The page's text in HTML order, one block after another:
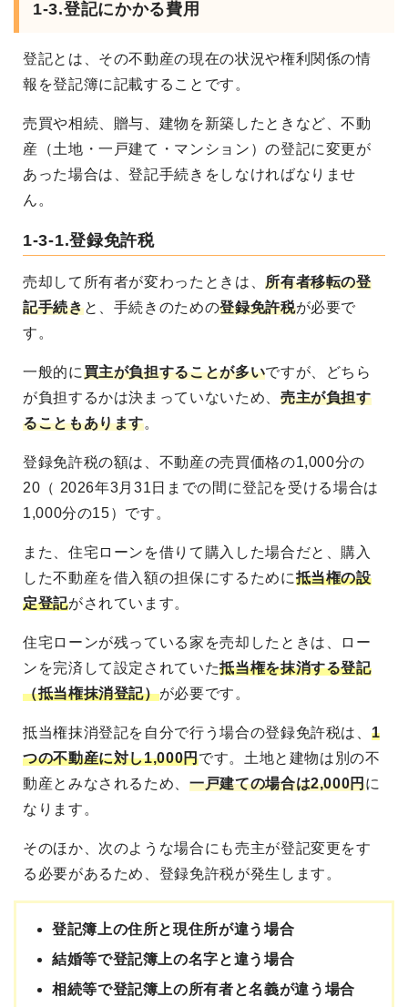
1-3.登記にかかる費用
登記とは、その不動産の現在の状況や権利関係の情
報を登記簿に記載することです。
売買や相続、贈与、建物を新築したときなど、不動
産（土地・一戸建て・マンション）の登記に変更が
あった場合は、登記手続きをしなければなりませ
ん。
1-3-1.登録免許税
売却して所有者が変わったときは、所有者移転の登
記手続きと、手続きのための登録免許税が必要で
す。
一般的に買主が負担することが多いですが、どちら
が負担するかは決まっていないため、 売主が負担す
ることもあります。
登録免許税の額は、不動産の売買価格の1,000分の
20（ 2026年3月31日までの間に登記を受ける場合は
1,000分の15）です。
また、住宅ローンを借りて購入した場合だと、購入
した不動産を借入額の担保にするために抵当権の設
定登記がされています。
住宅ローンが残っている家を売却したときは、ロー
ンを完済して設定されていた抵当権を抹消する登記
（抵当権抹消登記）が必要です。
抵当権抹消登記を自分で行う場合の登録免許税は、 1
つの不動産に対し1,000円です。土地と建物は別の不
動産とみなされるため、一戸建ての場合は2,000円に
なります。
そのほか、次のような場合にも売主が登記変更をす
る必要があるため、登録免許税が発生します。
登記簿上の住所と現住所が違う場合
結婚等で登記簿上の名字と違う場合
相続等で登記簿上の所有者と名義が違う場合